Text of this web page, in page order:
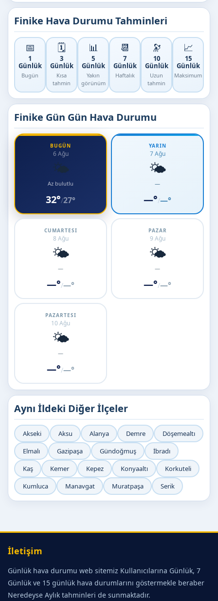
Finike Hava Durumu Tahminleri
📅
1
Günlük
Bugün
🗓️
3
Günlük
Kısa
tahmin
📊
5
Günlük
Yakın
görünüm
📆
7
Günlük
Haftalık
🔭
10
Günlük
Uzun
tahmin
📈
15
Günlük
Maksimum
Finike Gün Gün Hava Durumu
BUGÜN
6 Ağu
🌤️
Az bulutlu
32°/27°
YARIN
7 Ağu
🌤️
—
—°/—°
CUMARTESI
8 Ağu
🌤️
—
—°/—°
PAZAR
9 Ağu
🌤️
—
—°/—°
PAZARTESI
10 Ağu
🌤️
—
—°/—°
Aynı İldeki Diğer İlçeler
Akseki Aksu Alanya Demre
Döşemealtı
Elmalı
Gazipaşa Gündoğmuş
İbradı
Kaş
Kemer Kepez Konyaaltı
Korkuteli
Kumluca
Manavgat Muratpaşa Serik
İletişim
Günlük hava durumu web sitemiz Kullanıcılarına Günlük, 7
Günlük ve 15 günlük hava durumlarını göstermekle beraber
Neredeyse Aylık tahminleri de sunmaktadır.